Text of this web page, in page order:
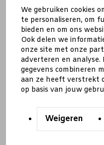
We gebruiken cookies
te personaliseren, om
bieden en om ons
Ook delen we
onze site met onze
adverteren en
gegevens combineren
aan ze heeft verstrekt
op basis van jouw
Weigeren